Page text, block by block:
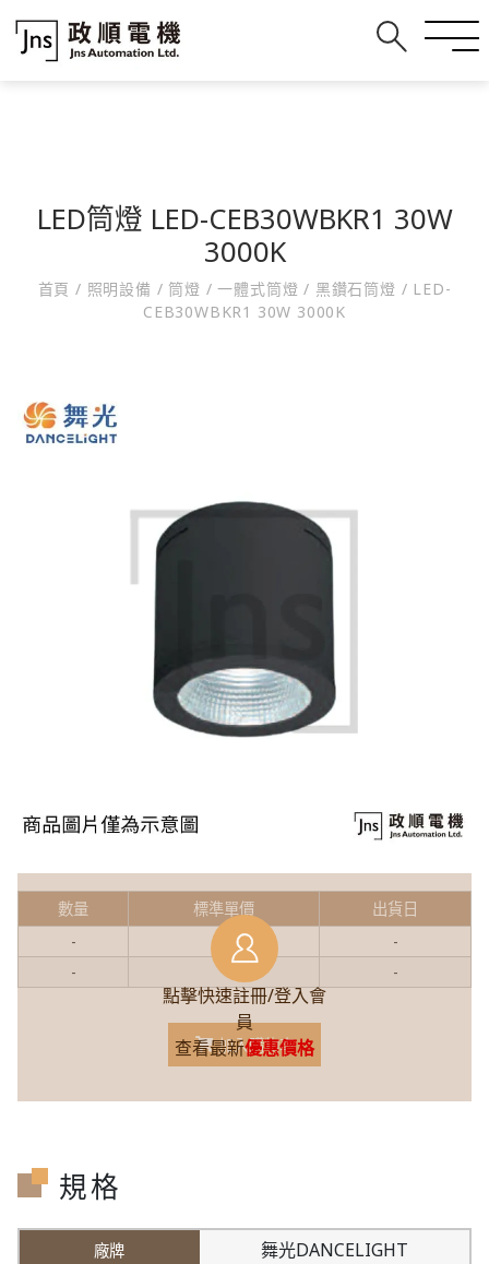
LED筒燈 LED-CEB30WBKR1 30W
3000K
首頁/ 照明設備 / 筒燈 / 一體式筒燈/ 黑鑽石筒燈 / LED-
CEB30WBKR1 30W 3000K
點擊快速註冊/登入會
員
查看最新優惠價格
數量 標準單價
出貨日
-
-
-
- -
加入購物車
規格
舞光DANCELIGHT